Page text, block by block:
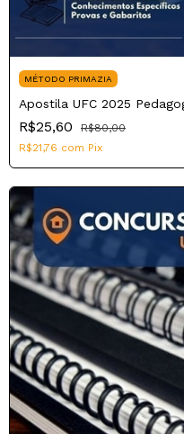
MÉTODO PRIMAZIA
Apostila UFC 2025
R$25,60
R$80,00
R$21,76 com Pix